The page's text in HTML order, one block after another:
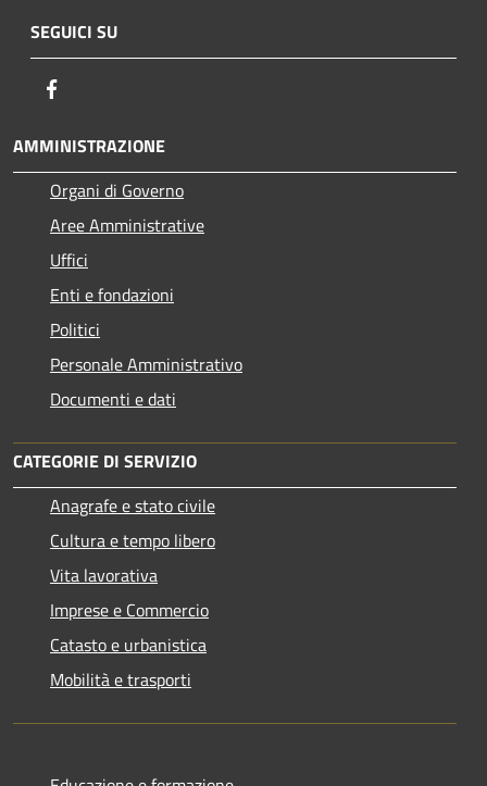
SEGUICI SU
AMMINISTRAZIONE
Organi di Governo
Aree Amministrative
Uffici
Enti e fondazioni
Politici
Personale Amministrativo
Documenti e dati
CATEGORIE DI SERVIZIO
Anagrafe e stato civile
Cultura e tempo libero
Vita lavorativa
Imprese e Commercio
Catasto e urbanistica
Mobilità e trasporti